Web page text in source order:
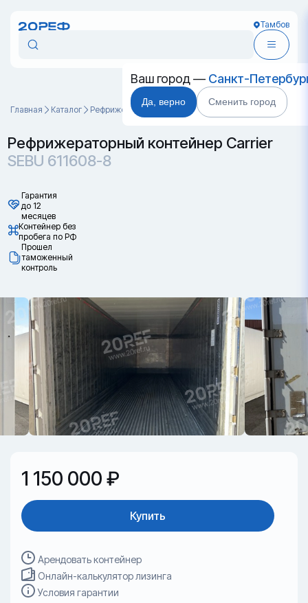
Тамбов
Ваш город — Санкт-
Да, верно Сменить город
Главная Каталог Рефрижераторные контейнеры SEBU 611608-8
Рефрижераторный контейнер Carrier
SEBU 611608-8
Гарантия
до 12
месяцев
Контейнер без
пробега по РФ
Прошел
таможенный
контроль
1 150 000 ₽
Купить
Арендовать контейнер
Онлайн-калькулятор лизинга
Условия гарантии